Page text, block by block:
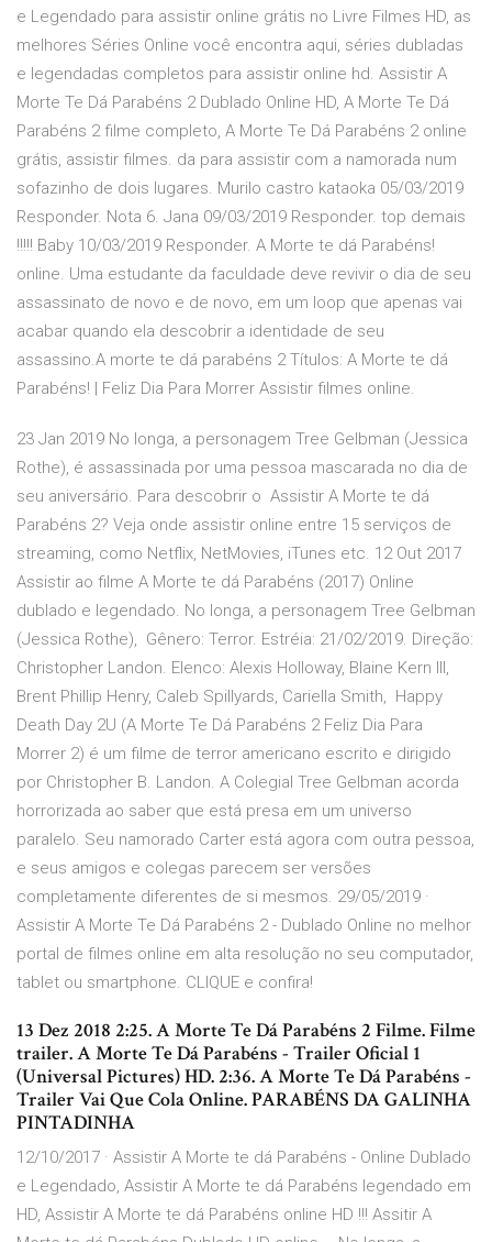
e Legendado para assistir online grátis no Livre Filmes HD, as
melhores Séries Online você encontra aqui, séries dubladas
e legendadas completos para assistir online hd. Assistir A
Morte Te Dá Parabéns 2 Dublado Online HD, A Morte Te Dá
Parabéns 2 filme completo, A Morte Te Dá Parabéns 2 online
grátis, assistir filmes. da para assistir com a namorada num
sofazinho de dois lugares. Murilo castro kataoka 05/03/2019
Responder. Nota 6. Jana 09/03/2019 Responder. top demais
!!!!! Baby 10/03/2019 Responder. A Morte te dá Parabéns!
online. Uma estudante da faculdade deve revivir o dia de seu
assassinato de novo e de novo, em um loop que apenas vai
acabar quando ela descobrir a identidade de seu
assassino.A morte te dá parabéns 2 Títulos: A Morte te dá
Parabéns! | Feliz Dia Para Morrer Assistir filmes online.
23 Jan 2019 No longa, a personagem Tree Gelbman (Jessica
Rothe), é assassinada por uma pessoa mascarada no dia de
seu aniversário. Para descobrir o Assistir A Morte te dá
Parabéns 2? Veja onde assistir online entre 15 serviços de
streaming, como Netflix, NetMovies, iTunes etc. 12 Out 2017
Assistir ao filme A Morte te dá Parabéns (2017) Online
dublado e legendado. No longa, a personagem Tree Gelbman
(Jessica Rothe), Gênero: Terror. Estréia: 21/02/2019. Direção:
Christopher Landon. Elenco: Alexis Holloway, Blaine Kern III,
Brent Phillip Henry, Caleb Spillyards, Cariella Smith, Happy
Death Day 2U (A Morte Te Dá Parabéns 2 Feliz Dia Para
Morrer 2) é um filme de terror americano escrito e dirigido
por Christopher B. Landon. A Colegial Tree Gelbman acorda
horrorizada ao saber que está presa em um universo
paralelo. Seu namorado Carter está agora com outra pessoa,
e seus amigos e colegas parecem ser versões
completamente diferentes de si mesmos. 29/05/2019 ·
Assistir A Morte Te Dá Parabéns 2 - Dublado Online no melhor
portal de filmes online em alta resolução no seu computador,
tablet ou smartphone. CLIQUE e confira!
13 Dez 2018 2:25. A Morte Te Dá Parabéns 2 Filme. Filme
trailer. A Morte Te Dá Parabéns - Trailer Oficial 1
(Universal Pictures) HD. 2:36. A Morte Te Dá Parabéns -
Trailer Vai Que Cola Online. PARABÉNS DA GALINHA
PINTADINHA
12/10/2017 · Assistir A Morte te dá Parabéns - Online Dublado
e Legendado, Assistir A Morte te dá Parabéns legendado em
HD, Assistir A Morte te dá Parabéns online HD !!! Assitir A